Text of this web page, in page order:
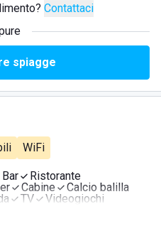
Contattaci
spiagge
WiFi
Bar
Ristorante
Cabine
Calcio balilla
TV
Videogiochi